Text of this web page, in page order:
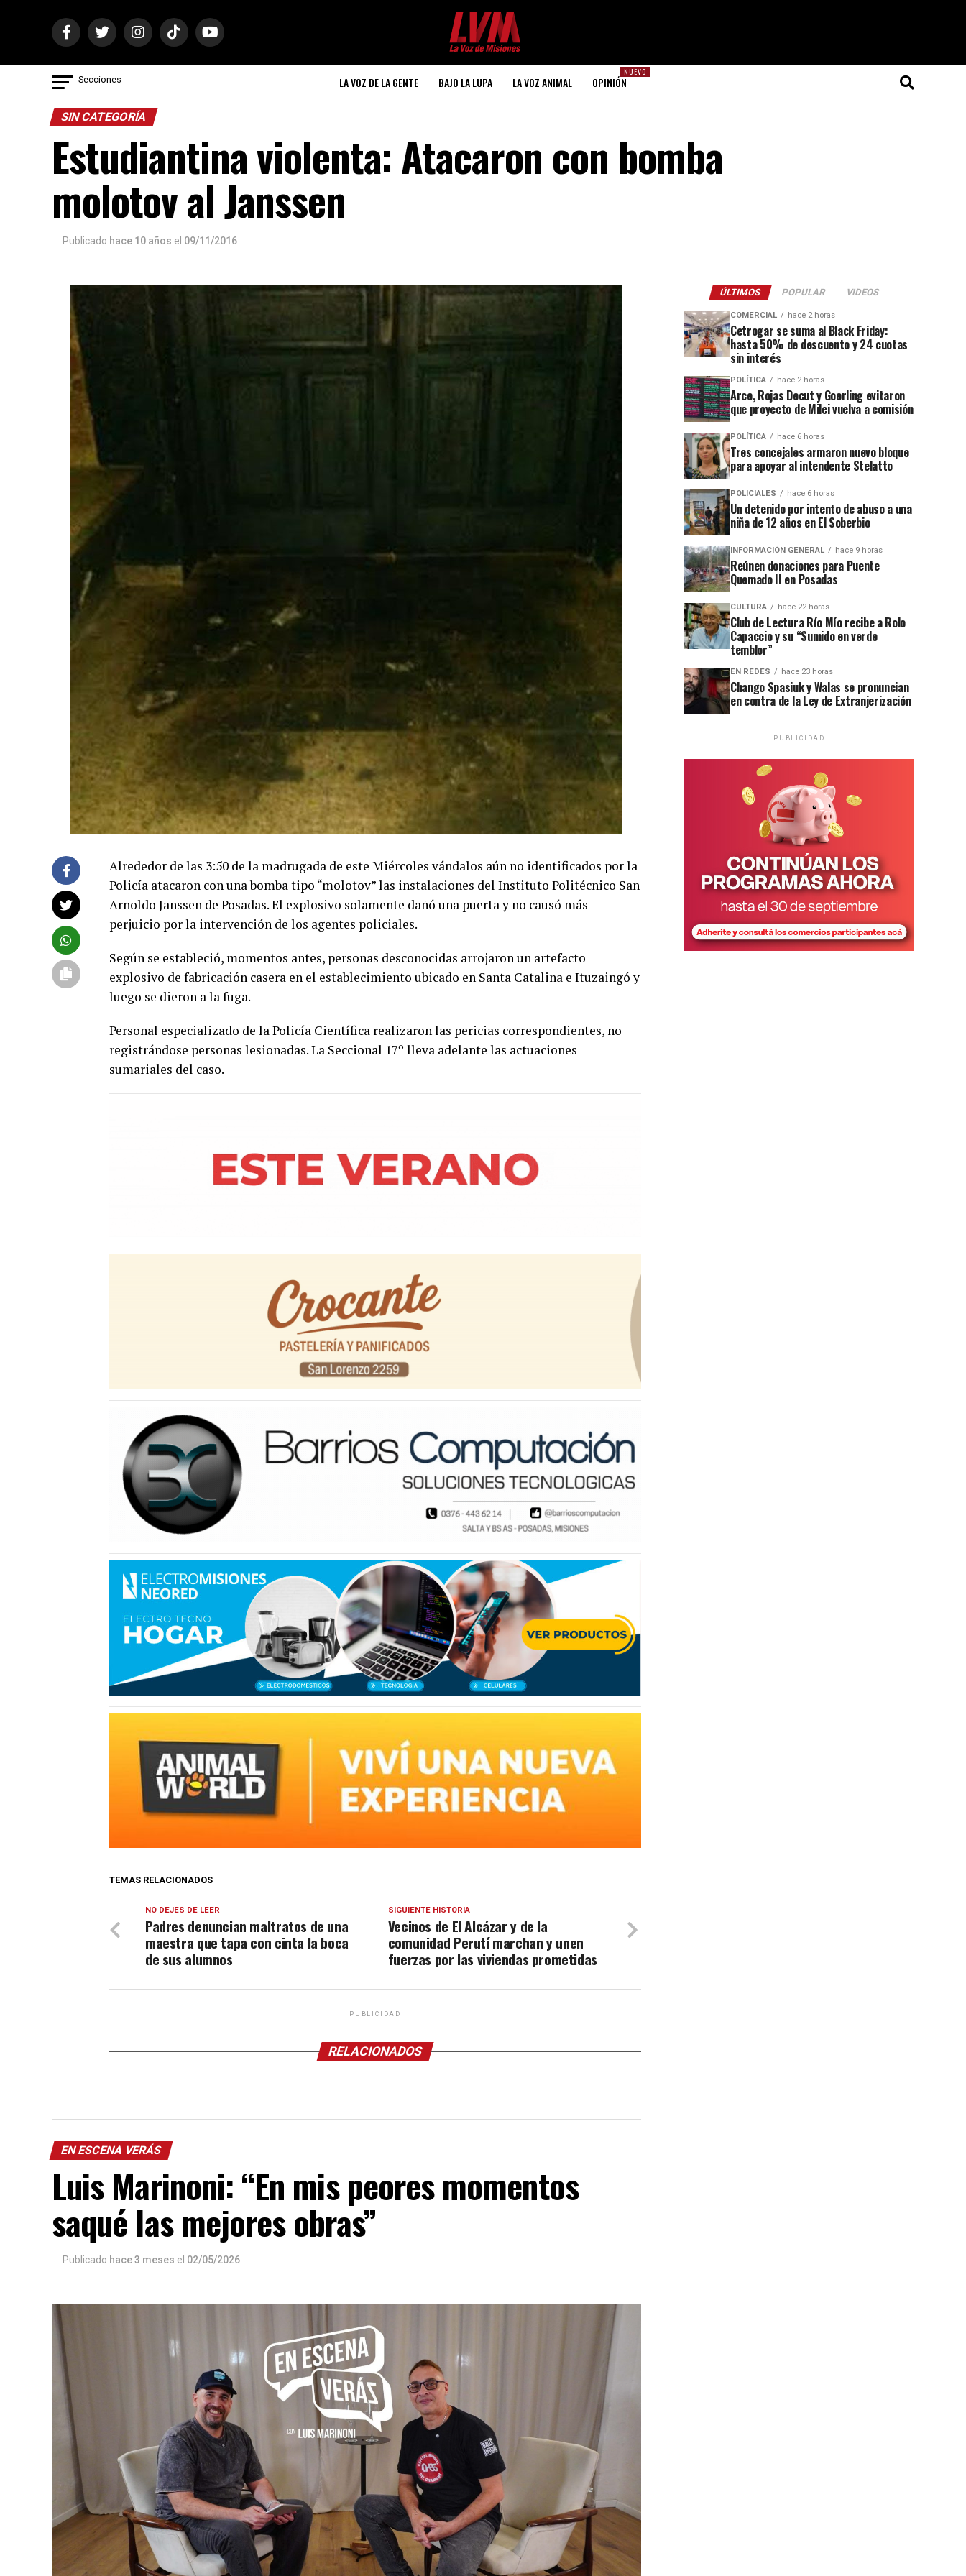
Secciones LA VOZ DE LA GENTE BAJO LA LUPA LA VOZ ANIMAL
NUEVO
OPINIÓN
SIN CATEGORÍA
Estudiantina violenta: Atacaron con bomba
molotov al Janssen
Publicado hace 10 años el 09/11/2016
Alrededor de las 3:50 de la madrugada de este Miércoles vándalos aún no identificados por la
Policía atacaron con una bomba tipo “molotov” las instalaciones del Instituto Politécnico San
Arnoldo Janssen de Posadas. El explosivo solamente dañó una puerta y no causó más
perjuicio por la intervención de los agentes policiales.
Según se estableció, momentos antes, personas desconocidas arrojaron un artefacto
explosivo de fabricación casera en el establecimiento ubicado en Santa Catalina e Ituzaingó y
luego se dieron a la fuga.
Personal especializado de la Policía Científica realizaron las pericias correspondientes, no
registrándose personas lesionadas. La Seccional 17º lleva adelante las actuaciones
sumariales del caso.
TEMAS RELACIONADOS
SIGUIENTE HISTORIA
Vecinos de El Alcázar y de la
comunidad Perutí marchan y unen
fuerzas por las viviendas prometidas
NO DEJES DE LEER
Padres denuncian maltratos de una
maestra que tapa con cinta la boca
de sus alumnos
PUBLICIDAD
RELACIONADOS
EN ESCENA VERÁS
Luis Marinoni: “En mis peores momentos
saqué las mejores obras”
Publicado hace 3 meses el 02/05/2026
ÚLTIMOS POPULAR VIDEOS
COMERCIAL hace 2 horas
Cetrogar se suma al Black Friday:
hasta 50% de descuento y 24 cuotas
sin interés
POLÍTICA hace 2 horas
Arce, Rojas Decut y Goerling evitaron
que proyecto de Milei vuelva a comisión
POLÍTICA hace 6 horas
Tres concejales armaron nuevo bloque
para apoyar al intendente Stelatto
POLICIALES hace 6 horas
Un detenido por intento de abuso a una
niña de 12 años en El Soberbio
INFORMACIÓN GENERAL hace 9 horas
Reúnen donaciones para Puente
Quemado II en Posadas
CULTURA hace 22 horas
Club de Lectura Río Mío recibe a Rolo
Capaccio y su “Sumido en verde
temblor”
EN REDES hace 23 horas
Chango Spasiuk y Walas se pronuncian
en contra de la Ley de Extranjerización
PUBLICIDAD